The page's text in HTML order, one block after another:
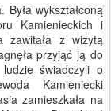
wykształconą
Kamienieckich i
zawitała z wizytą
przyjąć ją do
świadczyli o
Kamieniecki
zamieszkała na